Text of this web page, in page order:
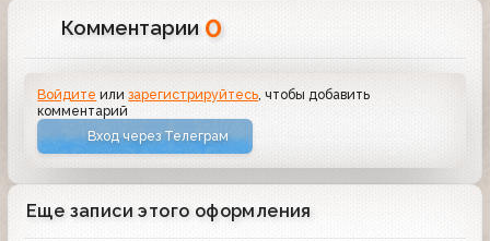
Комментарии 0
Войдите илизарегистрируйтесь, чтобы добавить
комментарий
Вход через Телеграм
Еще записи этого оформления